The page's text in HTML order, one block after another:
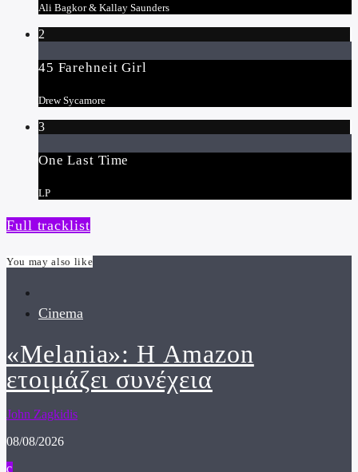
Ali Bagkor & Kallay Saunders
2
45 Farehneit Girl
Drew Sycamore
3
One Last Time
LP
Full tracklist
You may also like
Cinema
«Melania»: Η Amazon
ετοιμάζει συνέχεια
John Zagkidis
08/08/2026